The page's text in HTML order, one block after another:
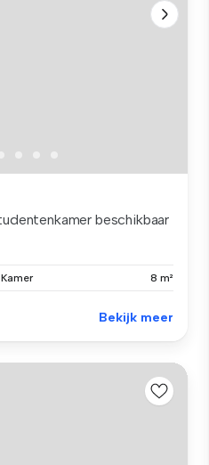
beschikbaar
Kamer 8 m²
Bekijk meer